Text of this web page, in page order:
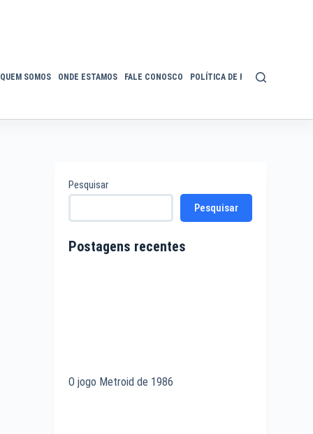
QUEM SOMOS ONDE ESTAMOS FALE CONOSCO POLÍTICA DE PRIVACIDADE
Pesquisar
Pesquisar
Postagens recentes
O jogo Metroid de 1986